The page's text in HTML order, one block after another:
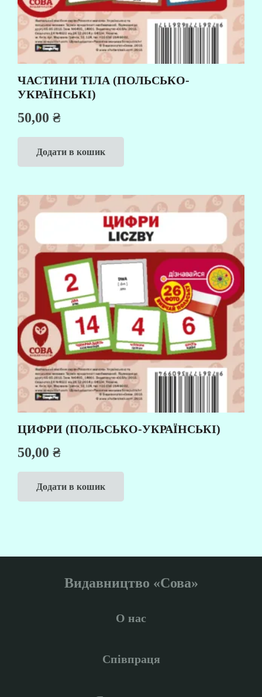
ЧАСТИНИ ТІЛА (ПОЛЬСЬКО-
УКРАЇНСЬКІ)
50,00 ₴
Додати в кошик
ЦИФРИ (ПОЛЬСЬКО-УКРАЇНСЬКІ)
50,00 ₴
Додати в кошик
Видавництво «Сова»
О нас
Співпраця